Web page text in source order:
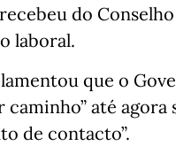
do
laboral.
que o
caminho” até
de contacto”.